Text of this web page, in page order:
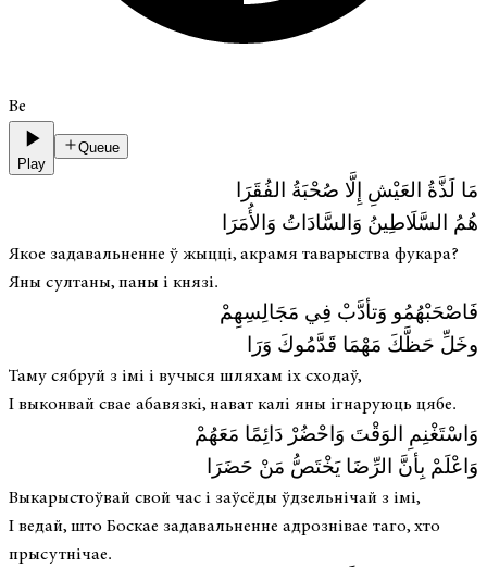
Be
Play
Queue
مَا لَذَّةُ العَيْشِ إِلَّا صُحْبَةُ الفُقَرَا
هُمُ السَّلَاطِينُ وَالسَّادَاتُ وَالأُمَرَا
Якое задавальненне ў жыцці, акрамя таварыства фукара?
Яны султаны, паны і князі.
فَاصْحَبْهُمُو وَتأدَّبْ فِي مَجَالِسِهِمْ
وخَلِّ حَظَّكَ مَهْمَا قَدَّمُوكَ وَرَا
Таму сябруй з імі і вучыся шляхам іх сходаў,
І выконвай свае абавязкі, нават калі яны ігнаруюць цябе.
وَاسْتَغْنِمِ الوَقْتَ وَاحْضُرْ دَائِمًا مَعَهُمْ
وَاعْلَمْ بِأنَّ الرِّضَا يَخْتَصُّ مَنْ حَضَرَا
Выкарыстоўвай свой час і заўсёды ўдзельнічай з імі,
І ведай, што Боскае задавальненне адрознівае таго, хто
прысутнічае.